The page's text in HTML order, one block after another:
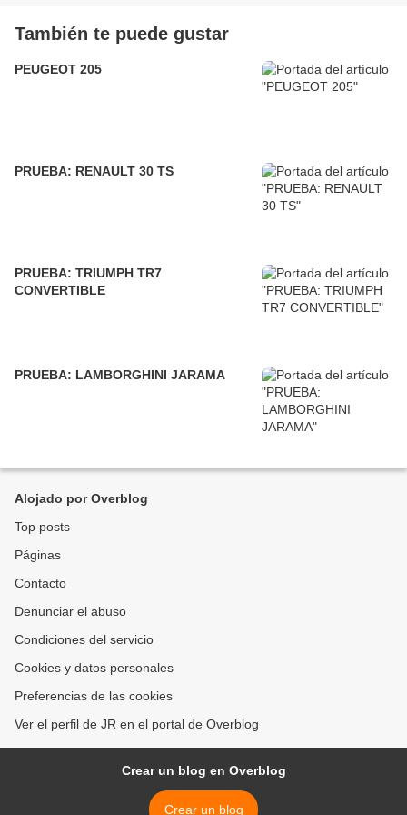
También te puede gustar
PEUGEOT 205
PRUEBA: RENAULT 30 TS
PRUEBA: TRIUMPH TR7
CONVERTIBLE
PRUEBA: LAMBORGHINI JARAMA
Alojado por Overblog
Top posts
Páginas
Contacto
Denunciar el abuso
Condiciones del servicio
Cookies y datos personales
Preferencias de las cookies
Ver el perfil de JR en el portal de Overblog
Crear un blog en Overblog
Crear un blog